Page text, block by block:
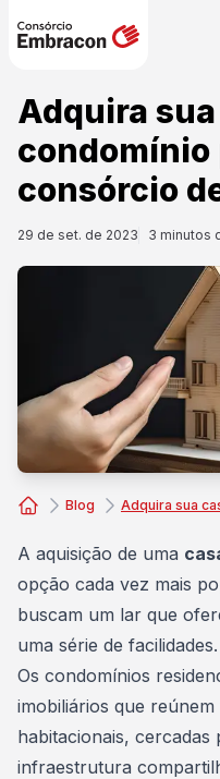
Adquira
condomínio
consórcio
29 de set. de 2023 3 minutos
Blog
A aquisição de uma
opção cada vez mais
buscam um lar que
uma série de facilidades.
Os condomínios
imobiliários que
habitacionais,
infraestrutura